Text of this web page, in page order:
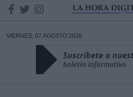
VIERNES, 07 AGOSTO 2026
DATOS
Responsable: